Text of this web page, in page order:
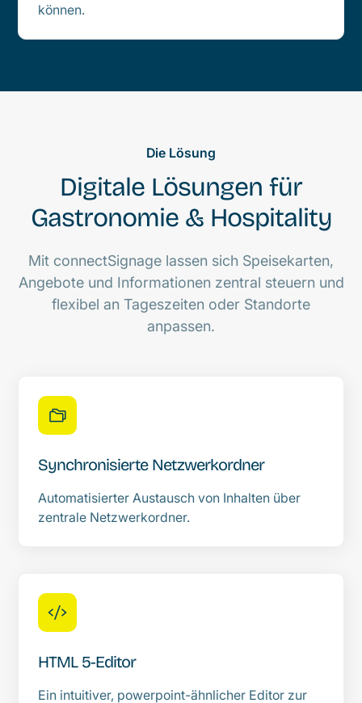
können.
Die Lösung
Digitale Lösungen für
Gastronomie & Hospitality
Mit connectSignage lassen sich Speisekarten,
Angebote und Informationen zentral steuern und
flexibel an Tageszeiten oder Standorte
anpassen.
Synchronisierte Netzwerkordner
Automatisierter Austausch von Inhalten über
zentrale Netzwerkordner.
HTML 5-Editor
Ein intuitiver, powerpoint-ähnlicher Editor zur